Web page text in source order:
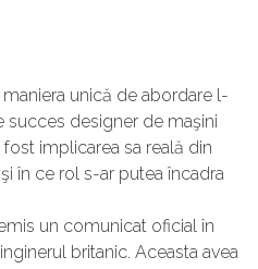
unică de abordare l-
succes designer de maşini
fost implicarea sa reală din
în ce rol s-ar putea încadra
un comunicat oficial în
britanic. Aceasta avea